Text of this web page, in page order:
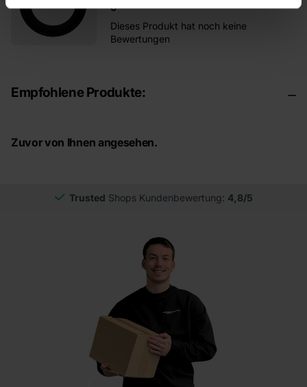
0
Dieses Produkt hat noch keine
Bewertungen
Empfohlene Produkte:
Zuvor von Ihnen angesehen.
Trusted Shops Kundenbewertung: 4,8/5